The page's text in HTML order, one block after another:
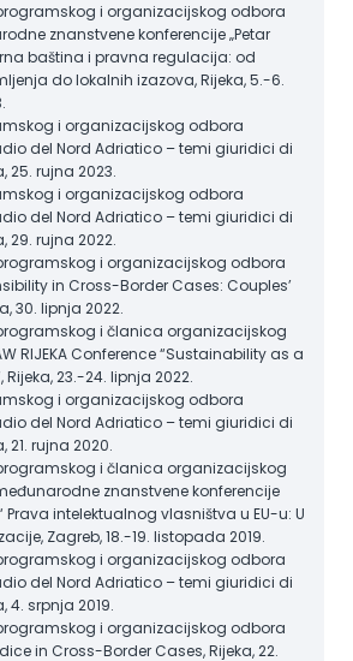
i organizacijskog odbora
znanstvene konferencije „Petar
baština i pravna regulacija: od
do lokalnih izazova, Rijeka, 5.-6.
i organizacijskog odbora
del Nord Adriatico – temi giuridici di
25. rujna 2023.
i organizacijskog odbora
del Nord Adriatico – temi giuridici di
29. rujna 2022.
i organizacijskog odbora
in Cross-Border Cases: Couples’
30. lipnja 2022.
i članica organizacijskog
RIJEKA Conference “Sustainability as a
Rijeka, 23.-24. lipnja 2022.
i organizacijskog odbora
del Nord Adriatico – temi giuridici di
21. rujna 2020.
i članica organizacijskog
znanstvene konferencije
Prava intelektualnog vlasništva u EU-u: U
Zagreb, 18.-19. listopada 2019.
i organizacijskog odbora
del Nord Adriatico – temi giuridici di
4. srpnja 2019.
i organizacijskog odbora
in Cross-Border Cases, Rijeka, 22.